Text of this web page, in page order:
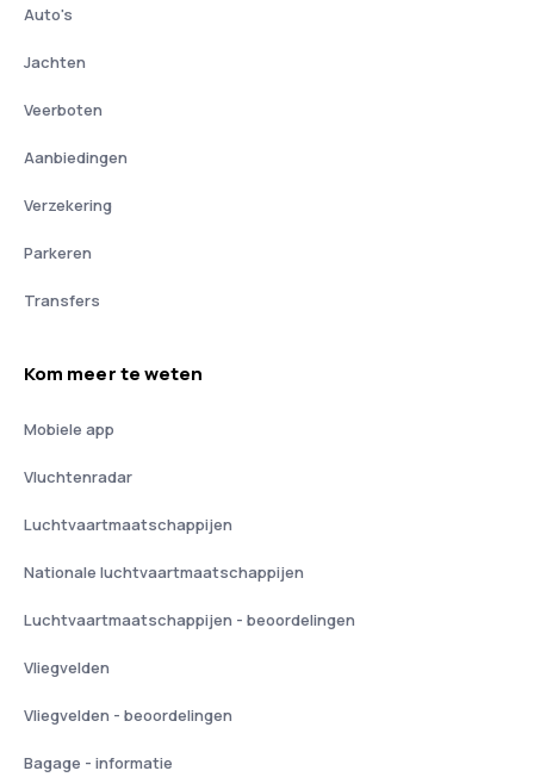
Auto's
Jachten
Veerboten
Aanbiedingen
Verzekering
Parkeren
Transfers
Kom meer te weten
Mobiele app
Vluchtenradar
Luchtvaartmaatschappijen
Nationale luchtvaartmaatschappijen
Luchtvaartmaatschappijen - beoordelingen
Vliegvelden
Vliegvelden - beoordelingen
Bagage - informatie